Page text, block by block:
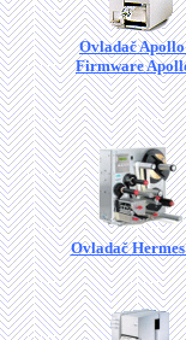
Ovladač
Firmware
Ovladač